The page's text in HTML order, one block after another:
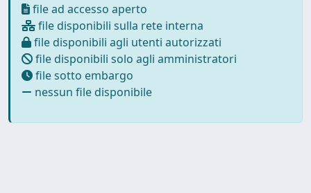
file ad accesso aperto
file disponibili sulla rete interna
file disponibili agli utenti autorizzati
file disponibili solo agli amministratori
file sotto embargo
nessun file disponibile